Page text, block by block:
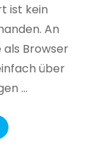
ist kein
An
Browser
über
…